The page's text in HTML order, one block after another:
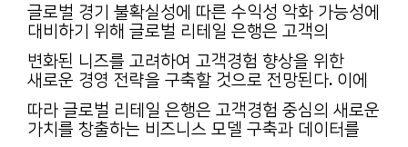
글로벌 경기 불확실성에 따른 수익성 악화 가능성에
대비하기 위해 글로벌 리테일 은행은 고객의
변화된 니즈를 고려하여 고객경험 향상을 위한
새로운 경영 전략을 구축할 것으로 전망된다. 이에
따라 글로벌 리테일 은행은 고객경험 중심의 새로운
가치를 창출하는 비즈니스 모델 구축과 데이터를